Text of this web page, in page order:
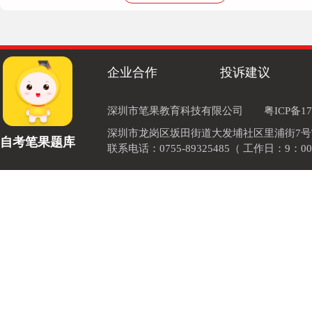
自考笔果题库
企业合作 投诉建议
深圳市笔果教育科技有限公司
粤ICP备
深圳市龙岗区坂田街道大发埔社区里浦街7
联系电话：0755-89325485（ 工作日：9：